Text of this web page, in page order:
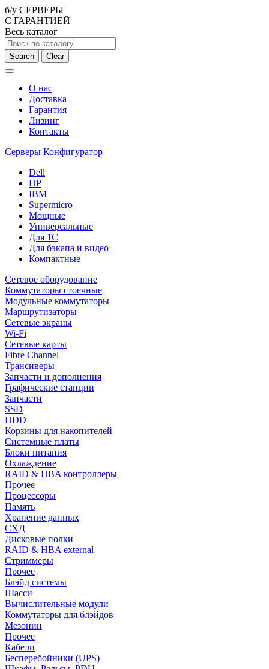
б/у СЕРВЕРЫ
С ГАРАНТИЕЙ
Весь каталог
Search Clear
О нас
Доставка
Гарантия
Лизинг
Контакты
Серверы Конфигуратор
Dell
HP
IBM
Supermicro
Мощные
Универсальные
Для 1С
Для бэкапа и видео
Компактные
Сетевое оборудование
Коммутаторы стоечные
Модульные коммутаторы
Маршрутизаторы
Сетевые экраны
Wi-Fi
Сетевые карты
Fibre Channel
Трансиверы
Запчасти и дополнения
Графические станции
Запчасти
SSD
HDD
Корзины для накопителей
Системные платы
Блоки питания
Охлаждение
RAID & HBA контроллеры
Прочее
Процессоры
Память
Хранение данных
СХД
Дисковые полки
RAID & HBA external
Стриммеры
Прочее
Блэйд системы
Шасси
Вычислительные модули
Коммутаторы для блэйдов
Мезонин
Прочее
Кабели
Бесперебойники (UPS)